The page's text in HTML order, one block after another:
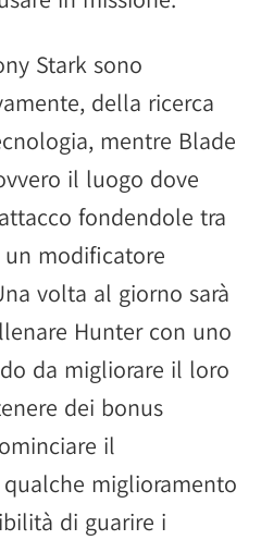
Stark sono
della ricerca
mentre Blade
il luogo dove
fondendole tra
modificatore
volta al giorno sarà
Hunter con uno
da migliorare il loro
dei bonus
il
miglioramento
di guarire i